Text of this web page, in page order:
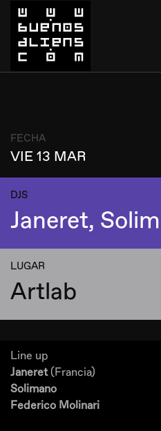
FECHA
VIE 13 MAR
DJS
Janeret,
LUGAR
Artlab
Line up
Janeret(Francia)
Solimano
Federico Molinari